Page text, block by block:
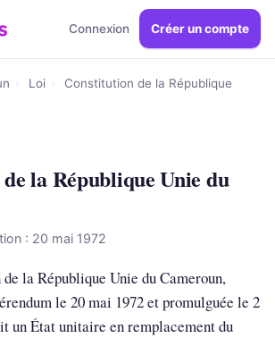
Connexion Créer un compte
Loi
Constitution de la République
la République Unie du
: 20 mai 1972
la République Unie du Cameroun,
le 20 mai 1972 et promulguée le 2
un État unitaire en remplacement du